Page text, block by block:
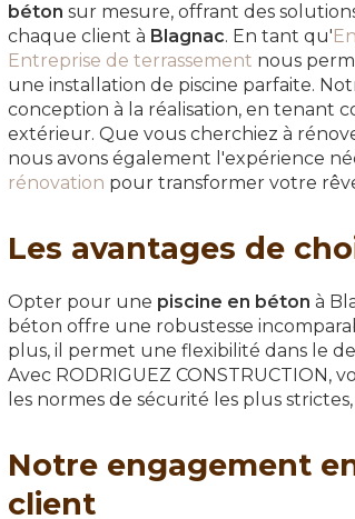
béton sur mesure, offrant des
chaque client à Blagnac. En tant qu'
Entreprise de terrassement nous
une installation de piscine parfaite.
conception à la réalisation, en tenant
extérieur. Que vous cherchiez à
nous avons également l'expérience
rénovation pour transformer votre
Les avantages de
Opter pour une piscine en béton à
béton offre une robustesse
plus, il permet une flexibilité dans le
Avec RODRIGUEZ
les normes de sécurité les plus
Notre engagement
client